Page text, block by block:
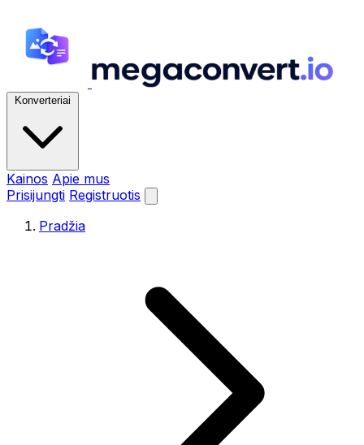
Konverteriai
Kainos Apie mus
Prisijungti Registruotis
Pradžia